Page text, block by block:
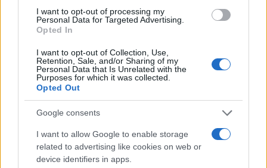
I want to opt-out of processing my
Personal Data for Targeted Advertising.
Opted In
I want to opt-out of Collection, Use,
Retention, Sale, and/or Sharing of my
Personal Data that Is Unrelated with the
Purposes for which it was collected.
Opted Out
Google consents
I want to allow Google to enable storage
related to advertising like cookies on web or
device identifiers in apps.